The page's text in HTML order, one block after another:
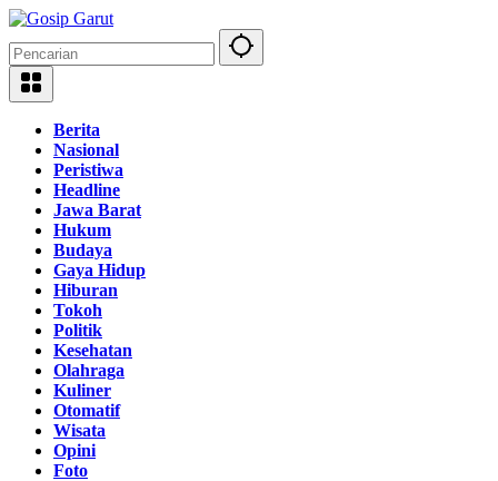
Langsung
konten
Berita
Nasional
Peristiwa
Headline
Jawa Barat
Hukum
Budaya
Gaya Hidup
Hiburan
Tokoh
Politik
Kesehatan
Olahraga
Kuliner
Otomatif
Wisata
Opini
Foto